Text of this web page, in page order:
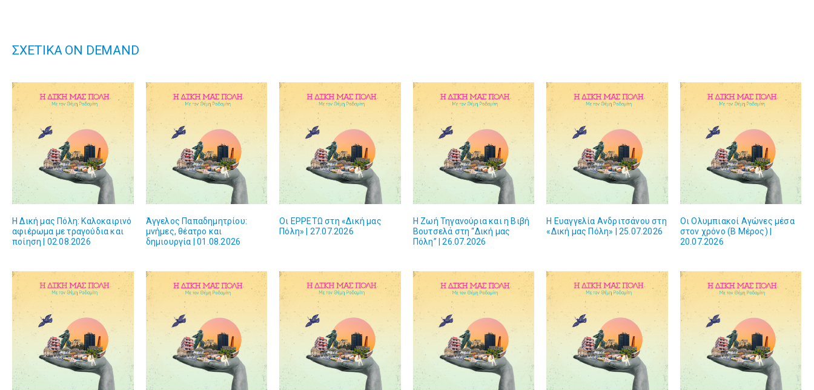
ΣΧΕΤΙΚΑ ON DEMAND
Η Δική μας Πόλη: Kαλοκαιρινό
αφιέρωμα με τραγούδια και
ποίηση | 02.08.2026
Άγγελος Παπαδημητρίου:
μνήμες, θέατρο και
δημιουργία | 01.08.2026
Οι ΕΡΡΕΤΩ στη «Δική μας
Πόλη» | 27.07.2026
Η Ζωή Τηγανούρια και η Βιβή
Βουτσελά στη “Δική μας
Πόλη” | 26.07.2026
Η Ευαγγελία Ανδριτσάνου στη
«Δική μας Πόλη» | 25.07.2026
Οι Ολυμπιακοί Αγώνες μέσα
στον χρόνο (Β Μέρος) |
20.07.2026